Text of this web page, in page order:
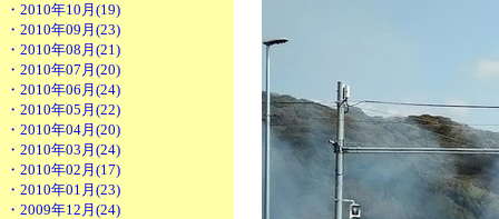
・2010年10月(19)
・2010年09月(23)
・2010年08月(21)
・2010年07月(20)
・2010年06月(24)
・2010年05月(22)
・2010年04月(20)
・2010年03月(24)
・2010年02月(17)
・2010年01月(23)
・2009年12月(24)